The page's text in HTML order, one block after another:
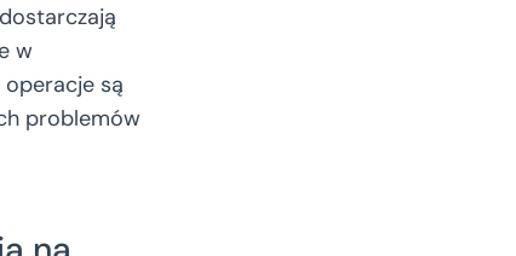
dostarczają
w
są
problemów